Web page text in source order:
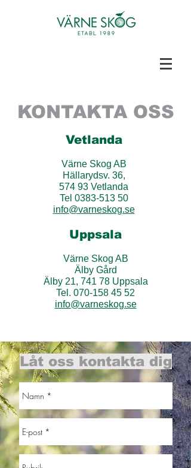
KONTAKTA OSS
Vetlanda
Värne Skog AB
Hällarydsv. 36,
574 93 Vetlanda
Tel 0383-513 50
info@varneskog.se
Uppsala
Värne Skog AB
Älby Gård
Älby 21, 741 78 Uppsala
Tel. 070-158 45 52
info@varneskog.se
Låt oss kontakta dig